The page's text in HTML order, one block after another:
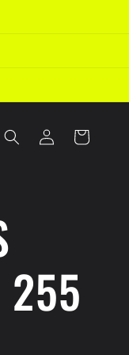
Accedi Carrello
255